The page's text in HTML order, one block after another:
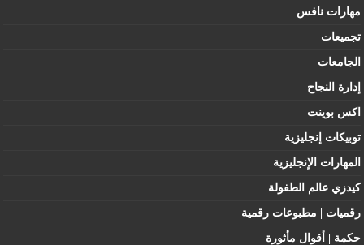
مهارات نافس
تجميعات
الجامعات
إدارة النجاح
اكس بوينت
توبيكات إنجليزية
المهارات الإنجليزية
كيدزي عالم الطفولة
رقميات | مطبوعات رقمية
حكمة | أقوال مأثورة